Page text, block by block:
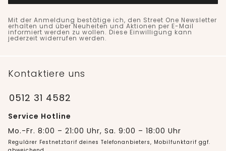
Mit der Anmeldung bestätige ich, den Street One Newsletter
erhalten und über Neuheiten und Aktionen per E-Mail
informiert werden zu wollen. Diese Einwilligung kann
jederzeit widerrufen werden.
Kontaktiere uns
0512 31 4582
Service Hotline
Mo.-Fr. 8:00 – 21:00 Uhr, Sa. 9:00 – 18:00 Uhr
Regulärer Festnetztarif deines Telefonanbieters, Mobilfunktarif ggf.